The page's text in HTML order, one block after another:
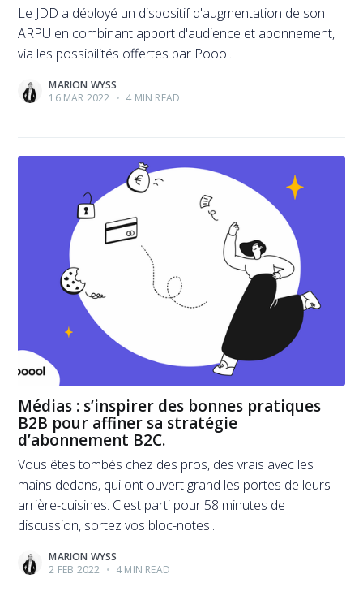
Le JDD a déployé un dispositif d'augmentation de son
ARPU en combinant apport d'audience et abonnement,
via les possibilités offertes par Poool.
MARION WYSS
16 MAR 2022 • 4 MIN READ
Médias : s’inspirer des bonnes pratiques
B2B pour affiner sa stratégie
d’abonnement B2C.
Vous êtes tombés chez des pros, des vrais avec les
mains dedans, qui ont ouvert grand les portes de leurs
arrière-cuisines. C'est parti pour 58 minutes de
discussion, sortez vos bloc-notes...
MARION WYSS
2 FEB 2022 • 4 MIN READ